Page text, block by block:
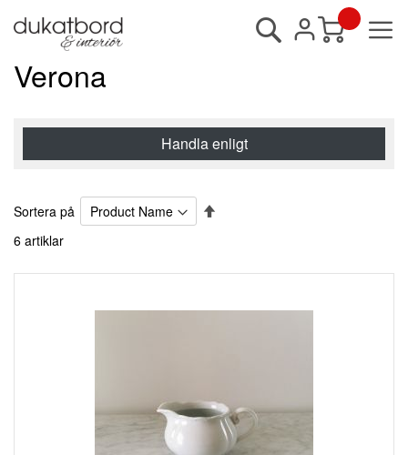
Min kundvagn
Sök
Verona
6 artiklar
Sortera på
Handla enligt